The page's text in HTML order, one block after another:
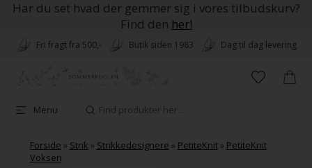
Har du set hvad der gemmer sig i vores tilbudskurv?
Find den her!
Fri fragt fra 500,- Butik siden 1983 Dag til dag levering
Menu
Forside » Strik » Strikkedesignere » PetiteKnit» PetiteKnit
Voksen